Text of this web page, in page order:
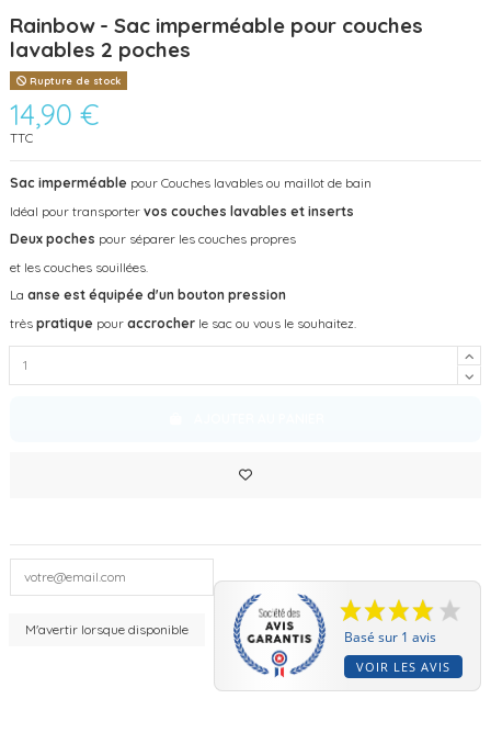
Rainbow - Sac imperméable pour couches
lavables 2 poches
Rupture de stock
14,90 €
TTC
Sac imperméable pour Couches lavables ou maillot de bain
Idéal pour transporter vos couches lavables et inserts
Deux poches pour séparer les couches propres
et les couches souillées.
La anse est équipée d'un bouton pression
très pratique pour accrocher le sac ou vous le souhaitez.
Basé sur 1 avis
VOIR LES AVIS